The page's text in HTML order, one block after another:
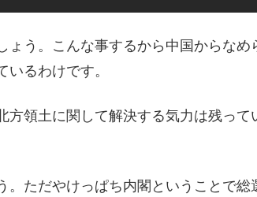
ょう。こんな事するから中国からな
るわけです。
方領土に関して解決する気力は残っ
。ただやけっぱち内閣ということで